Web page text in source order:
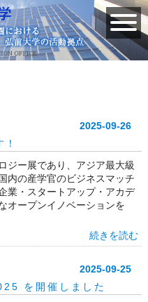
2025-09-26
ジー展であり、アジア最大級
内の産学官のビジネスマッチ
業・スタートアップ・アカデ
オープンイノベーションを
続きを読む
2025-09-25
を開催しました